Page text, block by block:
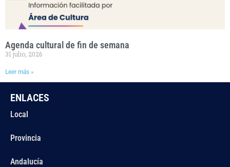
Agenda cultural de fin de semana
31 julio, 2026
Leer más »
ENLACES
Local
Provincia
Andalucía